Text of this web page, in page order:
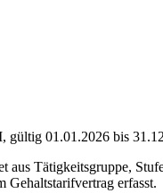
01.01.2026 bis
aus Tätigkeitsgruppe,
Gehaltstarifvertrag erfasst.